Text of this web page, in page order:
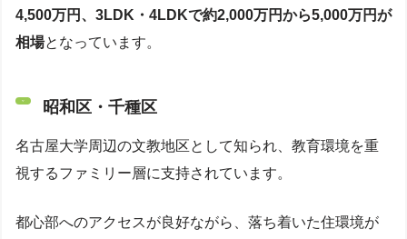
4,500万円、3LDK・4LDKで約2,000万円から5,000万円が
相場となっています。
昭和区・千種区
名古屋大学周辺の文教地区として知られ、教育環境を重
視するファミリー層に支持されています。
都心部へのアクセスが良好ながら、落ち着いた住環境が